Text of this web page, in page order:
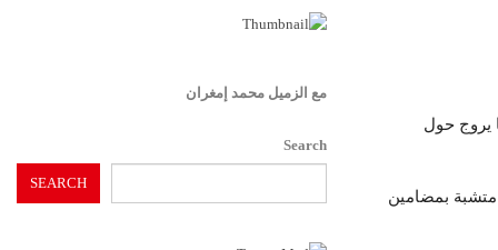
يروج حول
بمضامين
مع الزميل محمد إمغران
Search
SEARCH